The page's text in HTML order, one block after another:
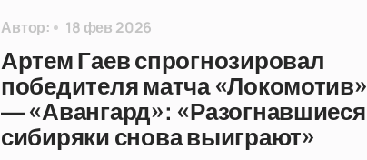
Автор: 18 фев 2026
Артем Гаев спрогнозировал
победителя матча «Локомотив»
— «Авангард»: «Разогнавшиеся
сибиряки снова выиграют»